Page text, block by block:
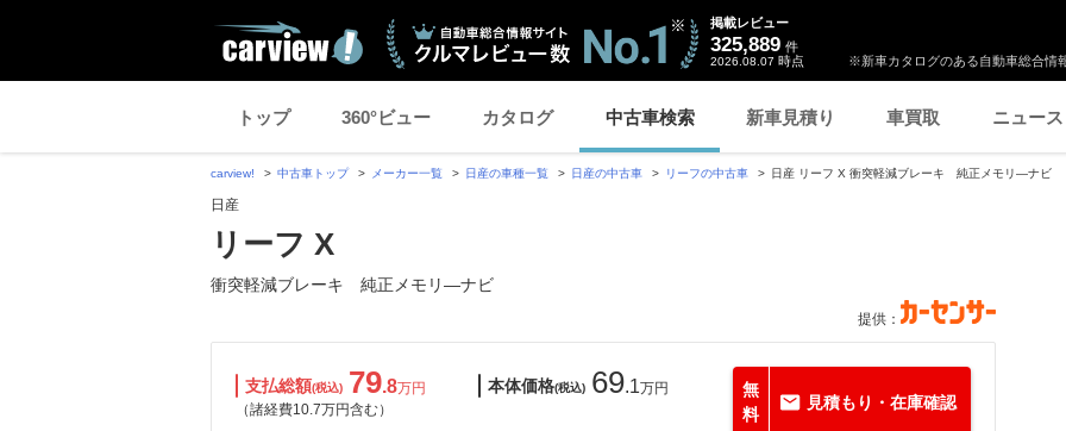
※新車カタログのある自動車総合情
掲載レビュー
325,889 件
2026.08.07 時点
トップ 360°ビュー カタログ 中古車検索 新車見積り 車買取 ニュース
carview! 中古車トップ メーカー一覧 日産の車種一覧 日産の中古車 リーフの中古車 日産 リーフ X 衝突軽減ブレーキ 純正メモリ―ナビ
日産
リーフ X
衝突軽減ブレーキ 純正メモリ―ナビ
提供：
支払総額(税込) 79.8万円
（諸経費10.7万円含む）
本体価格(税込) 69.1万円
無
料
見積もり・在庫確認